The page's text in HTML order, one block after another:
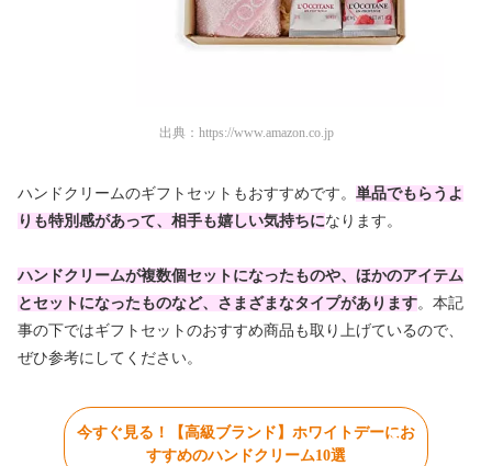
出典： https://www.amazon.co.jp
ハンドクリームのギフトセットもおすすめです。 単品でもらうよ
りも特別感があって、相手も嬉しい気持ちになります。
ハンドクリームが複数個セットになったものや、ほかのアイテム
とセットになったものなど、さまざまなタイプがあります。本記
事の下ではギフトセットのおすすめ商品も取り上げているので、
ぜひ参考にしてください。
今すぐ見る！【高級ブランド】ホワイトデーにお
すすめのハンドクリーム10選